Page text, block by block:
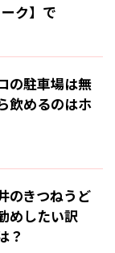
ク】で
の駐車場は無
飲めるのはホ
のきつねうど
めしたい訳
？